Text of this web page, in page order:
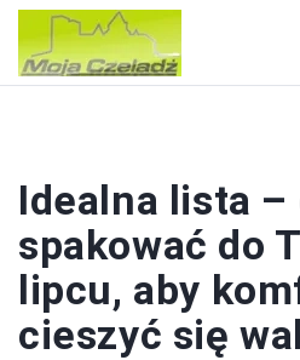
Idealna lista –
spakować do
lipcu, aby
cieszyć się